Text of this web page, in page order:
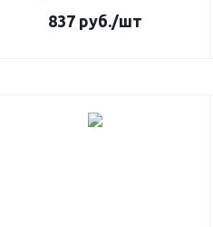
837руб./шт